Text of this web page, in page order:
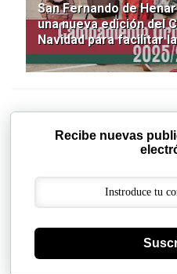
San Fernando de
una nueva edición del
Navidad para facilitar
Recibe nuevas